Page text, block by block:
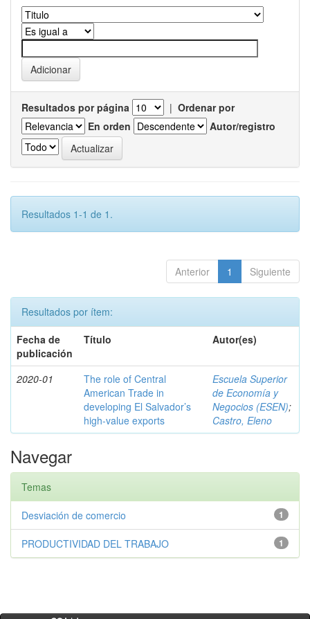
Resultados por página | Ordenar por
En orden
Autor/registro
Resultados 1-1 de 1.
Anterior 1 Siguiente
Resultados por ítem:
Fecha de
publicación
Título Autor(es)
2020-01
The role of Central
American Trade in
developing El Salvador’s
high-value exports
Escuela Superior
de Economía y
Negocios (ESEN);
Castro, Eleno
Navegar
Temas
1
Desviación de comercio
1
PRODUCTIVIDAD DEL TRABAJO